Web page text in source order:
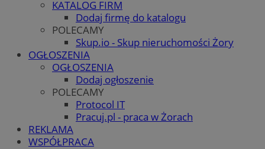
KATALOG FIRM
Dodaj firmę do katalogu
POLECAMY
Skup.io - Skup nieruchomości Żory
OGŁOSZENIA
OGŁOSZENIA
Dodaj ogłoszenie
POLECAMY
Protocol IT
Pracuj.pl - praca w Żorach
REKLAMA
WSPÓŁPRACA